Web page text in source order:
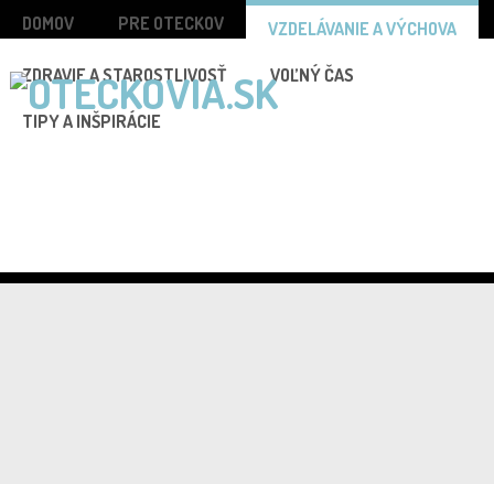
DOMOV PRE OTECKOV VZDELÁVANIE A VÝCHOVA
ZDRAVIE A STAROSTLIVOSŤ VOĽNÝ ČAS
TIPY A INŠPIRÁCIE